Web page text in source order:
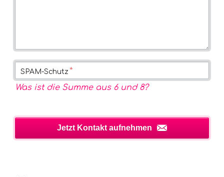
Pflichtfeld
SPAM-Schutz *
Was ist die Summe aus 6 und 8?
Jetzt Kontakt aufnehmen